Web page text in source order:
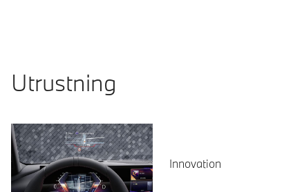
Utrustning
Innovation